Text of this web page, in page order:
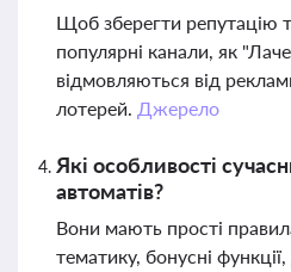
Щоб зберегти репутацію
популярні канали, як
відмовляються від
лотерей. Джерело
Які особливості
автоматів?
Вони мають прості
тематику, бонусні